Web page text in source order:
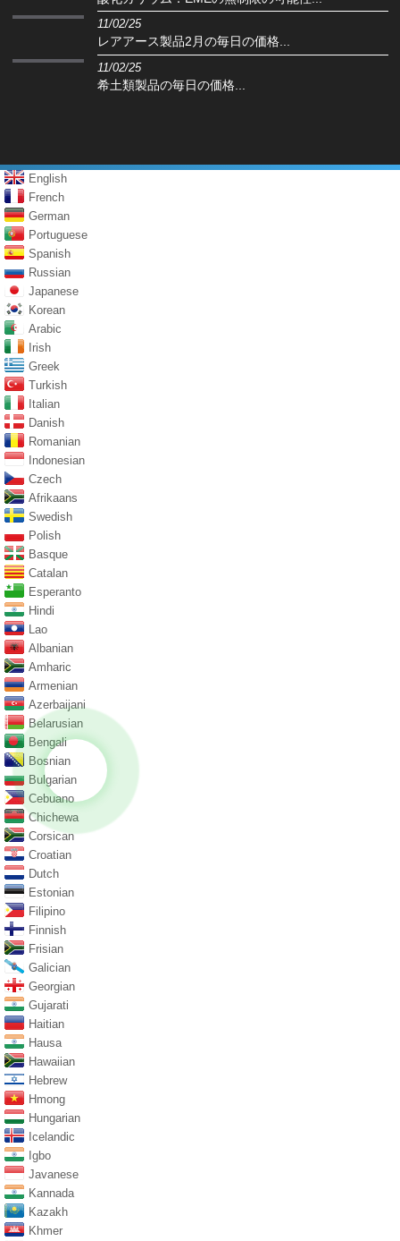
11/02/25
レアアース製品2月の毎日の価格...
11/02/25
希土類製品の毎日の価格...
English
French
German
Portuguese
Spanish
Russian
Japanese
Korean
Arabic
Irish
Greek
Turkish
Italian
Danish
Romanian
Indonesian
Czech
Afrikaans
Swedish
Polish
Basque
Catalan
Esperanto
Hindi
Lao
Albanian
Amharic
Armenian
Azerbaijani
Belarusian
Bengali
Bosnian
Bulgarian
Cebuano
Chichewa
Corsican
Croatian
Dutch
Estonian
Filipino
Finnish
Frisian
Galician
Georgian
Gujarati
Haitian
Hausa
Hawaiian
Hebrew
Hmong
Hungarian
Icelandic
Igbo
Javanese
Kannada
Kazakh
Khmer